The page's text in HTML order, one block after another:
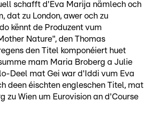
schafft d'Eva Marija nämlech och
dat zu London, awer och zu
kënnt de Produzent vum
Nature", den Thomas
den Titel komponéiert huet
mam Maria Broberg a Julie
Deel mat Gei war d'Iddi vum Eva
deen éischten engleschen Titel, mat
zu Wien um Eurovision an d'Course